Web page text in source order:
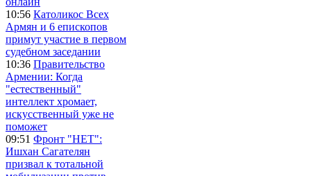
10:56 Католикос Всех
Армян и 6 епископов
примут участие в первом
судебном заседании
10:36 Правительство
Армении: Когда
"естественный"
интеллект хромает,
искусственный уже не
поможет
09:51 Фронт "НЕТ":
Ишхан Сагателян
призвал к тотальной